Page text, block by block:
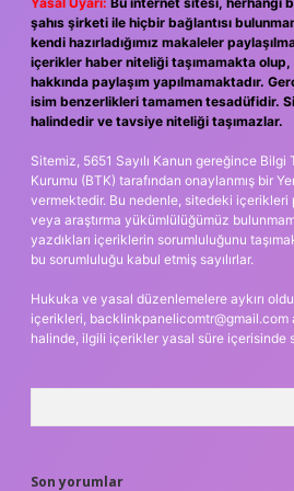
şahıs şirketi ile hiçbir bağlantısı
kendi hazırladığımız makaleler
içerikler haber niteliği taşımamakta
hakkında paylaşım yapılmamaktadır.
isim benzerlikleri tamamen tesadüfidir.
halindedir ve tavsiye niteliği taşımazlar.
Sitemiz, 5651 Sayılı Kanun gereğince
Kurumu (BTK) tarafından onaylanmış bir
vermektedir. Bu nedenle, sitedeki
veya araştırma yükümlülüğümüz
yazdıkları içeriklerin sorumluluğunu
bu sorumluluğu kabul etmiş sayılırlar.
Hukuka ve yasal düzenlemelere aykırı
içerikleri, backlinkpanelicomtr@gmail.com
halinde, ilgili içerikler yasal süre içerisinde
Son yorumlar